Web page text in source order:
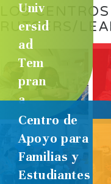
LOS
RUTGERS/
Univ
ersid
ad
Tem
pran
a
Centro de
Apoyo para
Familias y
Estudiantes